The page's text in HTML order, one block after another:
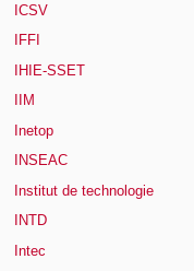
ICSV
IFFI
IHIE-SSET
IIM
Inetop
INSEAC
Institut de technologie
INTD
Intec